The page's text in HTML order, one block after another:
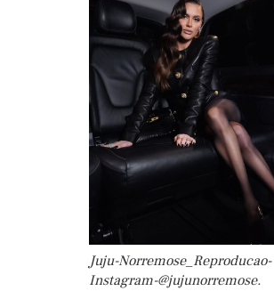
Juju-Norremose_Reproducao-
Instagram-@jujunorremose.